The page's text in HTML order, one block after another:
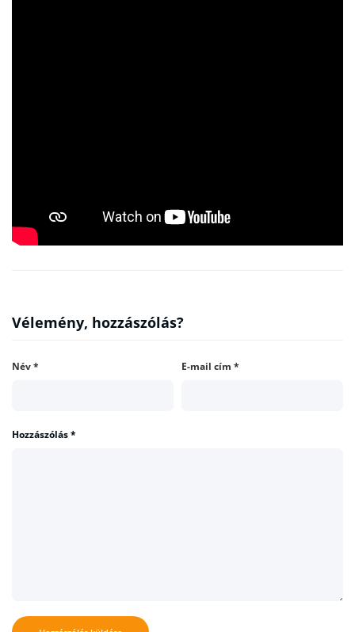
Vélemény, hozzászólás?
Név* E-mail cím *
Hozzászólás*